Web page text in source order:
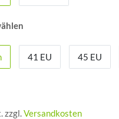
41 EU 45 EU
zzgl.Versandkosten